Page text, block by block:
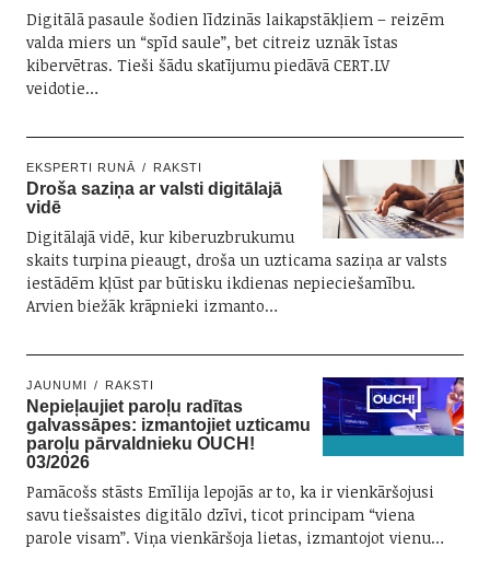
Digitālā pasaule šodien līdzinās laikapstākļiem – reizēm
valda miers un “spīd saule”, bet citreiz uznāk īstas
kibervētras. Tieši šādu skatījumu piedāvā CERT.LV
veidotie…
EKSPERTI RUNĀ RAKSTI
Droša saziņa ar valsti digitālajā
vidē
Digitālajā vidē, kur kiberuzbrukumu
skaits turpina pieaugt, droša un uzticama saziņa ar valsts
iestādēm kļūst par būtisku ikdienas nepieciešamību.
Arvien biežāk krāpnieki izmanto…
JAUNUMI RAKSTI
Nepieļaujiet paroļu radītas
galvassāpes: izmantojiet uzticamu
paroļu pārvaldnieku OUCH!
03/2026
Pamācošs stāsts Emīlija lepojās ar to, ka ir vienkāršojusi
savu tiešsaistes digitālo dzīvi, ticot principam “viena
parole visam”. Viņa vienkāršoja lietas, izmantojot vienu…